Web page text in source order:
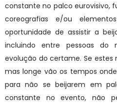
constante no palco eurovisivo,
coreografias e/ou
oportunidade de assistir a
incluindo entre pessoas do
evolução do certame. Se estes
mas longe vão os tempos
para não se beijarem em
constante no evento, não